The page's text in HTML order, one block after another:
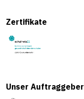
Zertifikate
Unser Auftraggeber